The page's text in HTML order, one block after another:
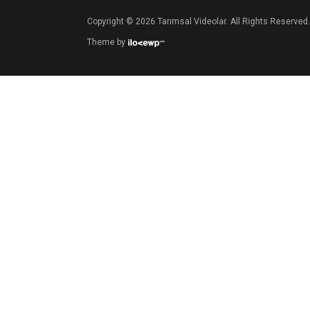
Copyright © 2026 Tarımsal Videolar. All Rights Reserved.
Theme by